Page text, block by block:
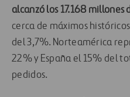
alcanzó los 17.168 millones
cerca de máximos
del 3,7%. Norteamérica
22% y España el 15% del
pedidos.